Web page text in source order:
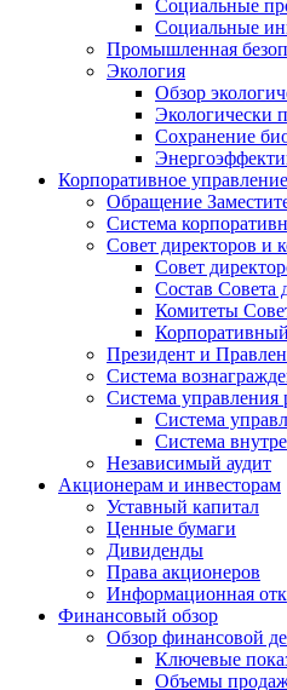
Социальные
Социальные
Промышленная
Экология
Обзор
Экологически
Сохранение
Корпоративное управление
Обращение
Система
Совет директоров и
Совет
Состав Совета
Комитеты
Корпоративный
Президент и
Система
Система управления
Система
Система
Независимый аудит
Акционерам и инвесторам
Уставный капитал
Ценные бумаги
Дивиденды
Права акционеров
Информационная
Финансовый обзор
Обзор финансовой
Ключевые
Объемы